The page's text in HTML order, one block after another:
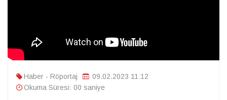
Haber - Röportaj
09.02.2023 11:12
Okuma Süresi: 00 saniye